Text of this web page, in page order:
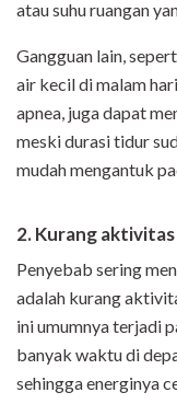
atau suhu ruangan
Gangguan lain,
air kecil di malam
apnea, juga dapat
meski durasi tidur
mudah mengantuk
2. Kurang
Penyebab sering
adalah kurang
ini umumnya terjadi
banyak waktu di
sehingga energinya